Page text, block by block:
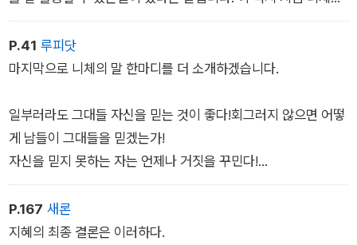
를 읽어야 하는 이유 중 하나입니다.
P.41 루피닷
마지막으로 니체의 말 한마디를 더 소개하겠습니다.
일부러라도 그대들 자신을 믿는 것이 좋다!회그러지 않으면 어떻
게 남들이 그대들을 믿겠는가!
자신을 믿지 못하는 자는 언제나 거짓을 꾸민다!
니체, 『니체 전집』
P.167 새론
지혜의 최종 결론은 이러하다.